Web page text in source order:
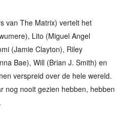
van The Matrix) vertelt het
Lito (Miguel Angel
(Jamie Clayton), Riley
Bae), Will (Brian J. Smith) en
verspreid over de hele wereld.
nog nooit gezien hebben, hebben